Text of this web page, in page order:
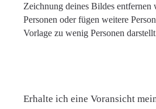
Zeichnung deines Bildes entfernen
Personen oder fügen weitere
Vorlage zu wenig Personen
Erhalte ich eine Voransicht